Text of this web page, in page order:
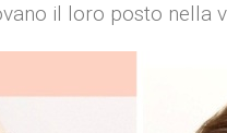
il loro posto nella